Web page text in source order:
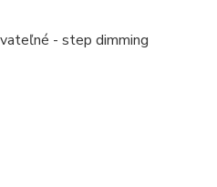
- step dimming